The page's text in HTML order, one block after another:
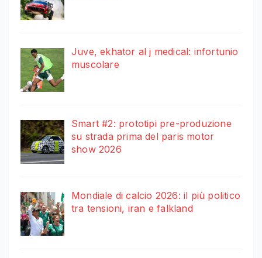
Juve, ekhator al j medical: infortunio
muscolare
Smart #2: prototipi pre-produzione
su strada prima del paris motor
show 2026
Mondiale di calcio 2026: il più politico
tra tensioni, iran e falkland